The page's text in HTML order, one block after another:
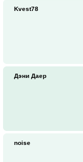
Kvest78
Дэни Даер
noise